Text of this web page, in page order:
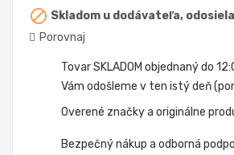
 Skladom u dodávateľa,
Porovnaj
Tovar SKLADOM objednaný do
Vám odošleme v ten istý deň
Overené značky a originálne
Bezpečný nákup a odborná